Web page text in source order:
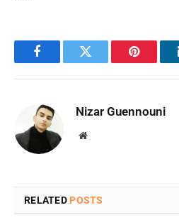
FacebookTwitter Pinterest
Nizar Guennouni
Website
RELATED POSTS